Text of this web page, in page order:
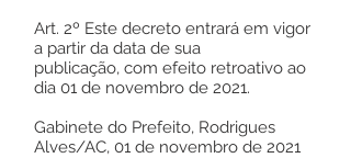
Art. 2º Este decreto entrará em vigor
a partir da data de sua
publicação, com efeito retroativo ao
dia 01 de novembro de 2021.
Gabinete do Prefeito, Rodrigues
Alves/AC, 01 de novembro de 2021